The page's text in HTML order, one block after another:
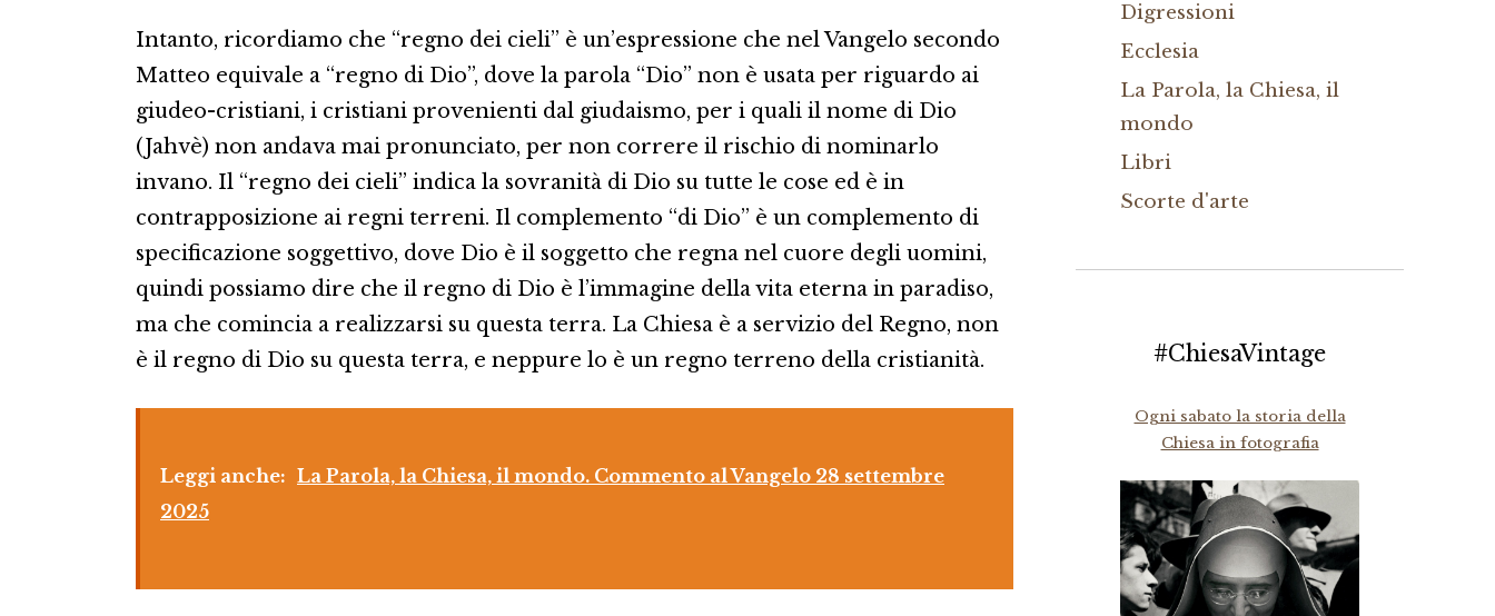
Intanto, ricordiamo che “regno dei cieli” è un’espressione che nel Vangelo secondo
Matteo equivale a “regno di Dio”, dove la parola “Dio” non è usata per riguardo ai
giudeo-cristiani, i cristiani provenienti dal giudaismo, per i quali il nome di Dio
(Jahvè) non andava mai pronunciato, per non correre il rischio di nominarlo
invano. Il “regno dei cieli” indica la sovranità di Dio su tutte le cose ed è in
contrapposizione ai regni terreni. Il complemento “di Dio” è un complemento di
specificazione soggettivo, dove Dio è il soggetto che regna nel cuore degli uomini,
quindi possiamo dire che il regno di Dio è l’immagine della vita eterna in paradiso,
ma che comincia a realizzarsi su questa terra. La Chiesa è a servizio del Regno, non
è il regno di Dio su questa terra, e neppure lo è un regno terreno della cristianità.
Leggi anche: La Parola, la Chiesa, il mondo. Commento al Vangelo 28 settembre
2025
Digressioni
Ecclesia
La Parola, la Chiesa, il
mondo
Libri
Scorte d'arte
#ChiesaVintage
Ogni sabato la storia della
Chiesa in fotografia